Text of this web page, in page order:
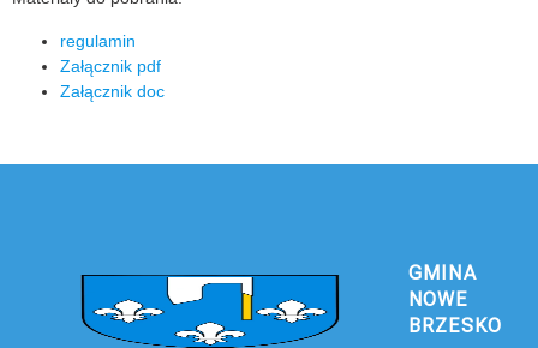
regulamin
Załącznik pdf
Załącznik doc
GMINA
NOWE
BRZESKO